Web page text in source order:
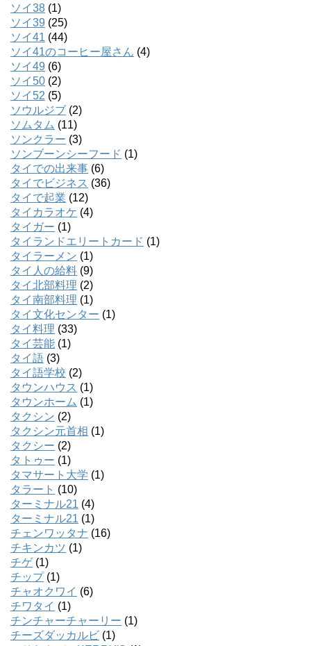
ソイ38 (1)
ソイ39 (25)
ソイ41 (44)
ソイ41のコーヒー屋さん (4)
ソイ49 (6)
ソイ50 (2)
ソイ52 (5)
ソウルジブ (2)
ソムタム (11)
ソンクラー (3)
ソンブーンシーフード (1)
タイでの出来事 (6)
タイでビジネス (36)
タイで起業 (12)
タイカラオケ (4)
タイガー (1)
タイランドエリートカード (1)
タイラーメン (1)
タイ人の給料 (9)
タイ北部料理 (2)
タイ南部料理 (1)
タイ文化センター (1)
タイ料理 (33)
タイ芸能 (1)
タイ語 (3)
タイ語学校 (2)
タウンハウス (1)
タウンホーム (1)
タクシン (2)
タクシン元首相 (1)
タクシー (2)
タトゥー (1)
タマサート大学 (1)
タラート (10)
ターミナル21 (4)
ターミナル21 (1)
チェンワッタナ (16)
チキンカツ (1)
チゲ(1)
チップ(1)
チャオクワイ (6)
チワタイ (1)
チンチャーチャーリー (1)
チーズダッカルビ (1)